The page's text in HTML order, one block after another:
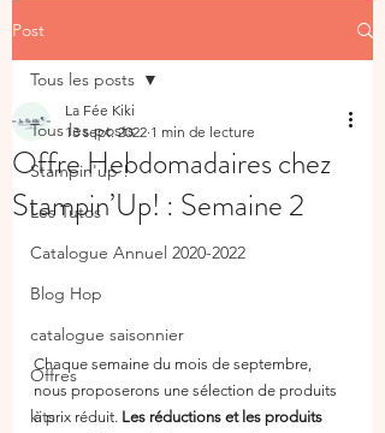
Post
Tous les posts
Stampin'up !
Les Tutos
Catalogue Annuel 2020-2022
Blog Hop
catalogue saisonnier
Offres
kits
Tous les posts
Offre Hebdomadaires chez
Stampin’Up! : Semaine 2
La Fée Kiki
13 sept. 2022 1 min de lecture
Chaque semaine du mois de septembre,
nous proposerons une sélection de produits
à prix réduit. Les réductions et les produits